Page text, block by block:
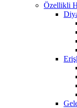
Özellikli